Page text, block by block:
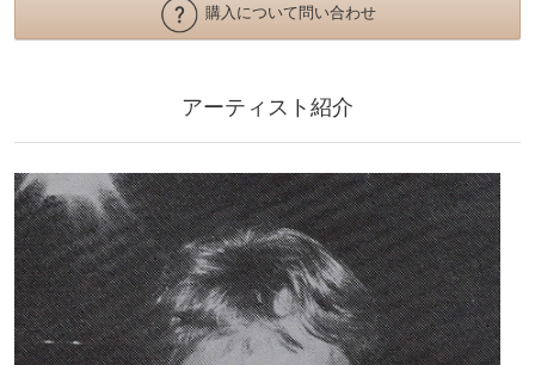
購入について問い合わせ
アーティスト紹介